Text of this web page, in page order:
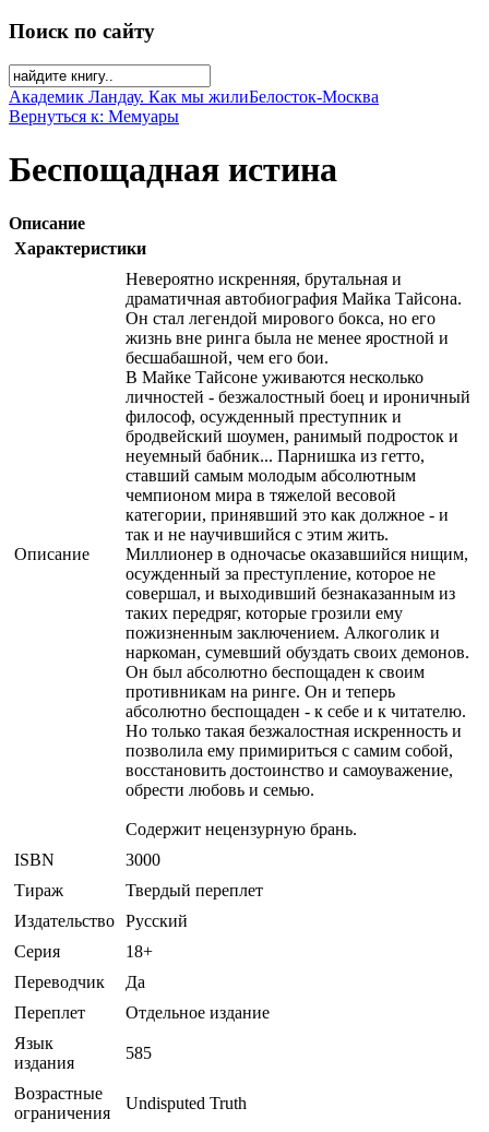
Поиск по сайту
Академик Ландау. Как мы жилиБелосток-Москва
Вернуться к: Мемуары
Беспощадная истина
Описание
Характеристики
Описание
Невероятно искренняя, брутальная и
драматичная автобиография Майка Тайсона.
Он стал легендой мирового бокса, но его
жизнь вне ринга была не менее яростной и
бесшабашной, чем его бои.
В Майке Тайсоне уживаются несколько
личностей - безжалостный боец и ироничный
философ, осужденный преступник и
бродвейский шоумен, ранимый подросток и
неуемный бабник... Парнишка из гетто,
ставший самым молодым абсолютным
чемпионом мира в тяжелой весовой
категории, принявший это как должное - и
так и не научившийся с этим жить.
Миллионер в одночасье оказавшийся нищим,
осужденный за преступление, которое не
совершал, и выходивший безнаказанным из
таких передряг, которые грозили ему
пожизненным заключением. Алкоголик и
наркоман, сумевший обуздать своих демонов.
Он был абсолютно беспощаден к своим
противникам на ринге. Он и теперь
абсолютно беспощаден - к себе и к читателю.
Но только такая безжалостная искренность и
позволила ему примириться с самим собой,
восстановить достоинство и самоуважение,
обрести любовь и семью.
Содержит нецензурную брань.
ISBN
3000
Тираж
Твердый переплет
Издательство Русский
Серия
18+
Переводчик
Да
Переплет
Отдельное издание
Язык
издания
585
Возрастные
ограничения
Undisputed Truth